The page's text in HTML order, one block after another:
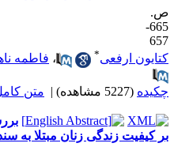
665-
ارفعی
،فاطمه
(5227 مشاهده) | متن کامل (PDF)
کیفیت زندگی زنان مبتلا به